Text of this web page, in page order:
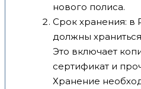
нового полиса.
Срок хранения: в
должны
Это включает
сертификат и
Хранение